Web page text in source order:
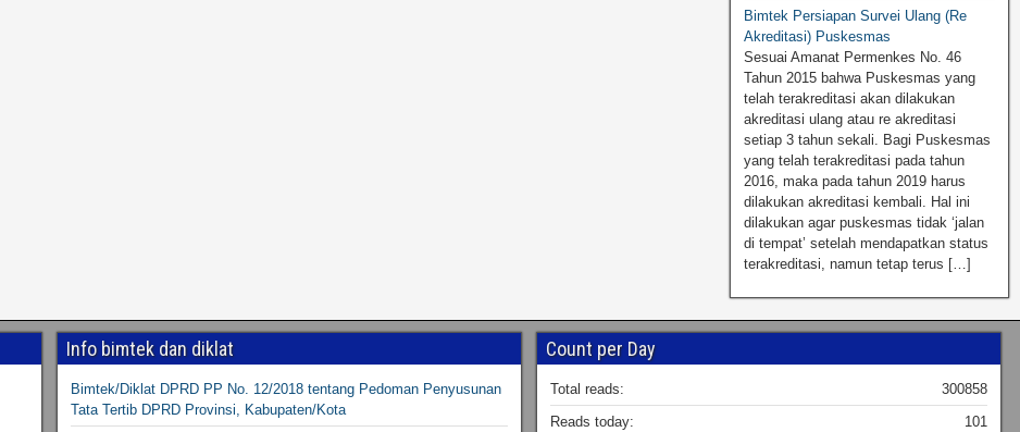
Bimtek Persiapan Survei Ulang (Re
Akreditasi) Puskesmas
Sesuai Amanat Permenkes No. 46
Tahun 2015 bahwa Puskesmas yang
telah terakreditasi akan dilakukan
akreditasi ulang atau re akreditasi
setiap 3 tahun sekali. Bagi Puskesmas
yang telah terakreditasi pada tahun
2016, maka pada tahun 2019 harus
dilakukan akreditasi kembali. Hal ini
dilakukan agar puskesmas tidak ‘jalan
di tempat’ setelah mendapatkan status
terakreditasi, namun tetap terus […]
Info bimtek dan diklat
Bimtek/Diklat DPRD PP No. 12/2018 tentang Pedoman Penyusunan
Tata Tertib DPRD Provinsi, Kabupaten/Kota
Count per Day
300858
Total reads:
101
Reads today: